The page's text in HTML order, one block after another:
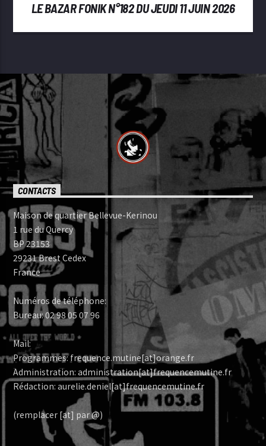
LE BAZAR FONIK N°182 DU JEUDI 11 JUIN 2026
CONTACTS
Maison de quartier Bellevue-Kerinou
1 rue du Quercy
BP 23153
29231 Brest Cedex
France
Numéros de téléphone:
Bureau: 02 98 05 07 96
Mail:
Programmes: frequence.mutine[at]orange.fr
Administration: administration[at]frequencemutine.fr
Rédaction: aurelie.deniel[at]frequencemutine.fr
(remplacer [at] par @)